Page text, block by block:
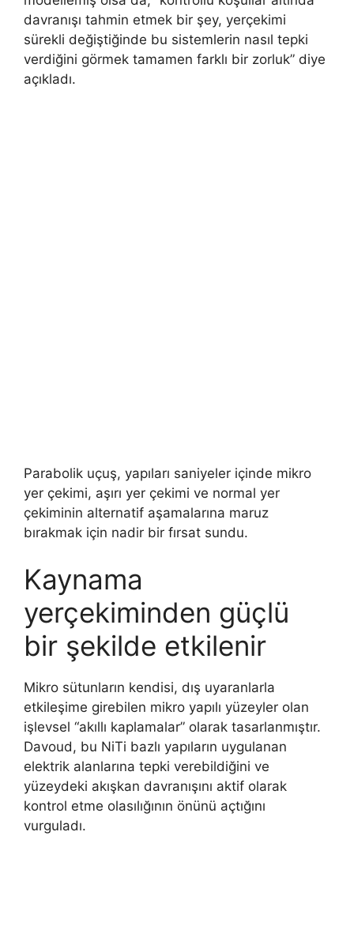
davranışı tahmin etmek bir şey, yerçekimi
sürekli değiştiğinde bu sistemlerin nasıl tepki
verdiğini görmek tamamen farklı bir zorluk” diye
açıkladı.
Parabolik uçuş, yapıları saniyeler içinde mikro
yer çekimi, aşırı yer çekimi ve normal yer
çekiminin alternatif aşamalarına maruz
bırakmak için nadir bir fırsat sundu.
Kaynama
yerçekiminden güçlü
bir şekilde etkilenir
Mikro sütunların kendisi, dış uyaranlarla
etkileşime girebilen mikro yapılı yüzeyler olan
işlevsel “akıllı kaplamalar” olarak tasarlanmıştır.
Davoud, bu NiTi bazlı yapıların uygulanan
elektrik alanlarına tepki verebildiğini ve
yüzeydeki akışkan davranışını aktif olarak
kontrol etme olasılığının önünü açtığını
vurguladı.